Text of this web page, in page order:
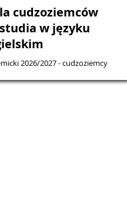
cudzoziemców
w języku
2026/2027 - cudzoziemcy